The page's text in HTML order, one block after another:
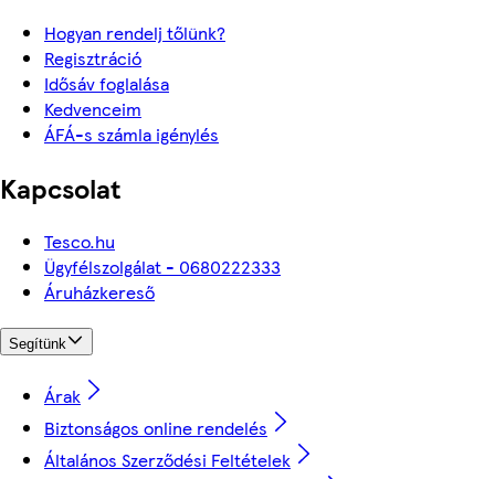
Hogyan rendelj tőlünk?
Regisztráció
Idősáv foglalása
Kedvenceim
ÁFÁ-s számla igénylés
Kapcsolat
Tesco.hu
Ügyfélszolgálat - 0680222333
Áruházkereső
Segítünk
Árak
Biztonságos online rendelés
Általános Szerződési Feltételek